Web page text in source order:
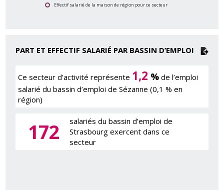
Effectif salarié de la maison de région pour ce secteur
PART ET EFFECTIF SALARIÉ PAR BASSIN D’EMPLOI
Ce secteur d’activité représente 1,2 % de l’emploi
salarié du bassin d’emploi de Sézanne (0,1 % en
région)
172
salariés du bassin d’emploi de
Strasbourg exercent dans ce
secteur